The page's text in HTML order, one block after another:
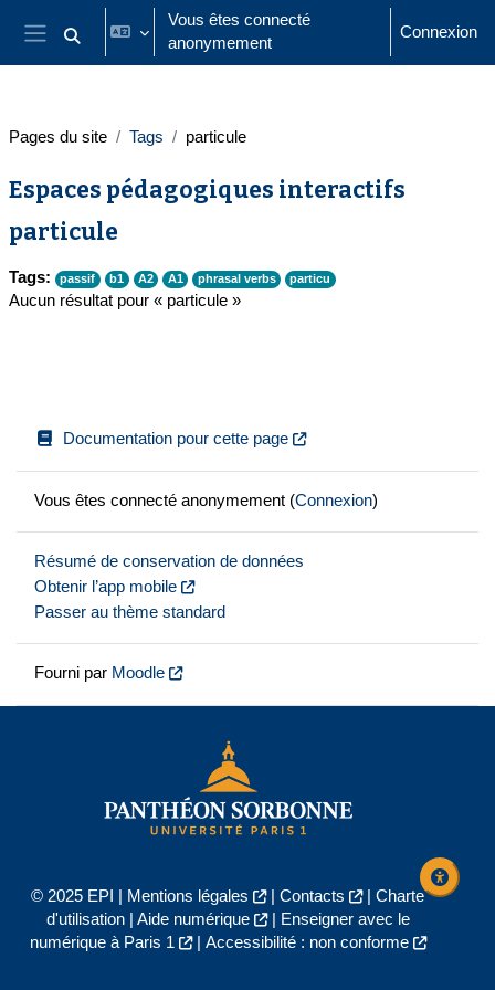
Passer au contenu principal
Panneau latéral
Activer/désactiver la saisie de recherche
Vous êtes connecté
anonymement
Connexion
Pages du site Tags particule
Espaces pédagogiques interactifs
particule
Tags: passif b1 A2 A1 phrasal verbs particu
Aucun résultat pour « particule »
Documentation pour cette page
Vous êtes connecté anonymement (Connexion)
Résumé de conservation de données
Obtenir l’app mobile
Passer au thème standard
Fourni par Moodle
© 2025 EPI | Mentions légales | Contacts | Charte
d'utilisation| Aide numérique |
Enseigner avec le
numérique à Paris 1
| Accessibilité : non conforme